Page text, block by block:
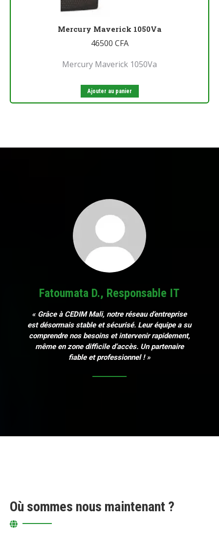
Mercury Maverick 1050Va
46500 CFA
Mercury Maverick 1050Va
Ajouter au panier
Fatoumata D., Responsable IT
« Grâce à CEDIM Mali, notre réseau d’entreprise
est désormais stable et sécurisé. Leur équipe a su
comprendre nos besoins et intervenir rapidement,
même en zone difficile d’accès. Un partenaire
fiable et professionnel ! »
Où sommes nous maintenant ?